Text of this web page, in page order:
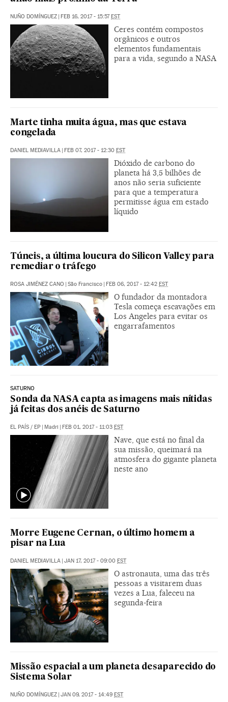
NUÑO DOMÍNGUEZ FEB 16, 2017 - 15:57 EST
Ceres contém compostos
orgânicos e outros
elementos fundamentais
para a vida, segundo a NASA
Marte tinha muita água, mas que estava
congelada
DANIEL MEDIAVILLA FEB 07, 2017 - 12:30 EST
Dióxido de carbono do
planeta há 3,5 bilhões de
anos não seria suficiente
para que a temperatura
permitisse água em estado
líquido
Túneis, a última loucura do Silicon Valley para
remediar o tráfego
ROSA JIMÉNEZ CANO São Francisco FEB 06, 2017 - 12:42 EST
O fundador da montadora
Tesla começa escavações em
Los Angeles para evitar os
engarrafamentos
SATURNO
Sonda da NASA capta as imagens mais nítidas
já feitas dos anéis de Saturno
EL PAÍS / EP Madri FEB 01, 2017 - 11:03 EST
Nave, que está no final da
sua missão, queimará na
atmosfera do gigante planeta
neste ano
Morre Eugene Cernan, o último homem a
pisar na Lua
DANIEL MEDIAVILLA JAN 17, 2017 - 09:00 EST
O astronauta, uma das três
pessoas a visitarem duas
vezes a Lua, faleceu na
segunda-feira
Missão espacial a um planeta desaparecido do
Sistema Solar
NUÑO DOMÍNGUEZ JAN 09, 2017 - 14:49 EST